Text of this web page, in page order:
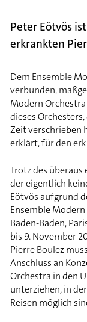
Peter Eötvös
erkrankten
Dem Ensemble
verbunden,
Modern
dieses
Zeit verschrieben
erklärt, für den
Trotz des
der eigentlich
Eötvös aufgrund
Ensemble Modern
Baden-Baden,
bis 9. November
Pierre Boulez
Anschluss an
Orchestra in den
unterziehen, in
Reisen möglich